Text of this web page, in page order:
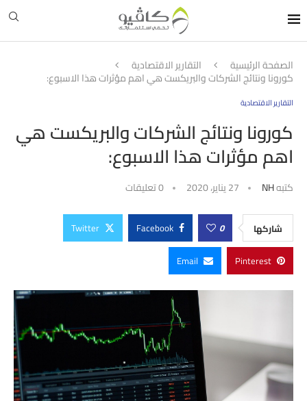
الصفحة الرئيسية التقارير الاقتصادية
كورونا ونتائج الشركات والبريكست هي اهم مؤثرات هذا الاسبوع:
التقارير الاقتصادية
كورونا ونتائج الشركات والبريكست هي
اهم مؤثرات هذا الاسبوع:
كتبهNH 27 يناير، 2020 0 تعليقات
شاركها 0
Facebook
Twitter
Pinterest
Email